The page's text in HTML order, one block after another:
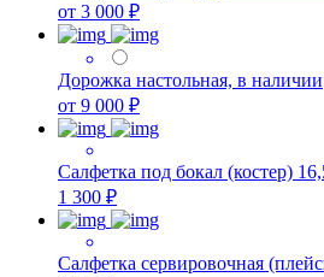
от 3 000 ₽
Дорожка настольная, в наличии
от 9 000 ₽
Салфетка под бокал (костер)
1 300 ₽
Салфетка сервировочная